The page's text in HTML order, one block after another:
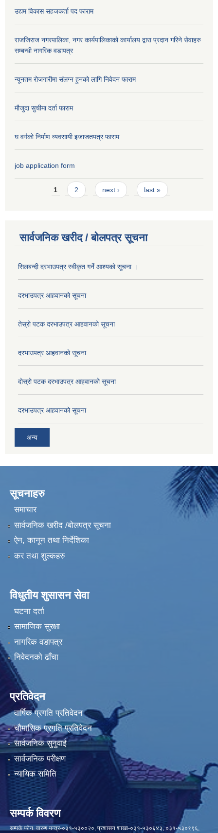
उद्यम विकास सहजकर्ता पद फाराम
राजजिराज नगरपालिका, नगर कार्यपालिकाको कार्यालय द्वारा प्रदान गरिने सेवाहरु
सम्बन्धी नागरिक वडापत्र
न्यूनतम रोजगारीमा संलग्न हुनको लागि निवेदन फाराम
मौजुदा सुचीमा दर्ता फाराम
घ वर्गको निर्माण व्यवसायी इजाजतपत्र फाराम
job application form
Pages1 2 next › last »
सार्वजनिक खरीद / बोलपत्र सूचना
सिलबन्दी दरभाउपत्र स्वीकृत गर्ने आश्यको सूचना ।
दरभाउपत्र आहवानको सूचना
तेस्रो पटक दरभाउपत्र आहवानको सूचना
दरभाउपत्र आहवानको सूचना
दोस्रो पटक दरभाउपत्र आहवानको सूचना
दरभाउपत्र आहवानको सूचना
अन्य
सूचनाहरु
समाचार
सार्वजनिक खरीद /बोलपत्र सूचना
ऐन, कानून तथा निर्देशिका
कर तथा शुल्कहरु
विधुतीय शुसासन सेवा
घटना दर्ता
सामाजिक सुरक्षा
नागरिक वडापत्र
निवेदनको ढाँचा
प्रतिवेदन
वार्षिक प्रगति प्रतिवेदन
चौमासिक प्रगति प्रतिवेदन
सार्वजनिक सुनुवाई
सार्वजनिक परीक्षण
न्यायिक समिति
सम्पर्क विवरण
सम्पर्क फोन: वारुण यन्त्र-०३१-५३००२०, प्रशासन शाखा-०३१-५३०६४३, ०३१-५३०९९६,